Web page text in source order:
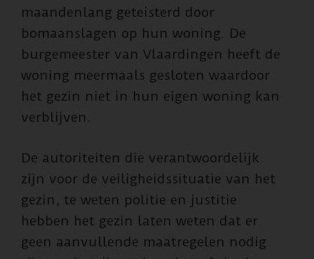
maandenlang geteisterd door
bomaanslagen op hun woning. De
burgemeester van Vlaardingen heeft de
woning meermaals gesloten waardoor
het gezin niet in hun eigen woning kan
verblijven.
De autoriteiten die verantwoordelijk
zijn voor de veiligheidssituatie van het
gezin, te weten politie en justitie
hebben het gezin laten weten dat er
geen aanvullende maatregelen nodig